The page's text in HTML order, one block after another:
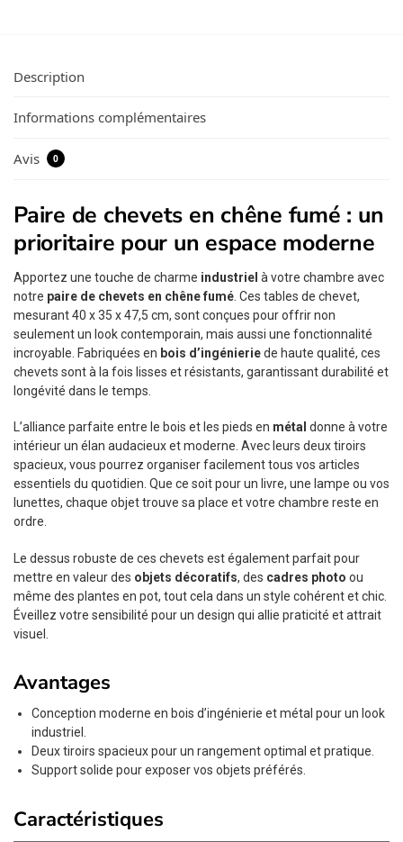
Description
Informations complémentaires
Avis 0
Paire de chevets en chêne fumé : un
prioritaire pour un espace moderne
Apportez une touche de charme industriel à votre chambre avec
notre paire de chevets en chêne fumé . Ces tables de chevet,
mesurant 40 x 35 x 47,5 cm, sont conçues pour offrir non
seulement un look contemporain, mais aussi une fonctionnalité
incroyable. Fabriquées en bois d’ingénieriede haute qualité, ces
chevets sont à la fois lisses et résistants, garantissant durabilité et
longévité dans le temps.
L’alliance parfaite entre le bois et les pieds en métal donne à votre
intérieur un élan audacieux et moderne. Avec leurs deux tiroirs
spacieux, vous pourrez organiser facilement tous vos articles
essentiels du quotidien. Que ce soit pour un livre, une lampe ou vos
lunettes, chaque objet trouve sa place et votre chambre reste en
ordre.
Le dessus robuste de ces chevets est également parfait pour
mettre en valeur des objets décoratifs, des cadres photo ou
même des plantes en pot, tout cela dans un style cohérent et chic.
Éveillez votre sensibilité pour un design qui allie praticité et attrait
visuel.
Avantages
Conception moderne en bois d’ingénierie et métal pour un look
industriel.
Deux tiroirs spacieux pour un rangement optimal et pratique.
Support solide pour exposer vos objets préférés.
Caractéristiques